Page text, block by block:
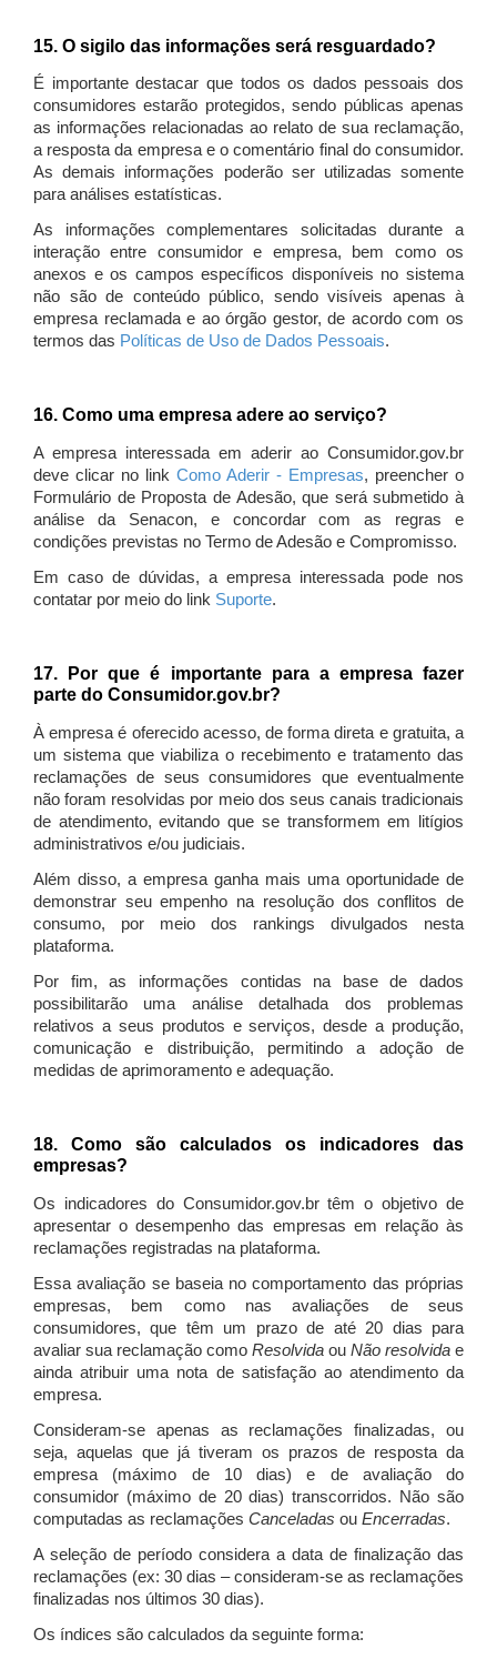
15. O sigilo das informações será resguardado?
É importante destacar que todos os dados pessoais dos
consumidores estarão protegidos, sendo públicas apenas
as informações relacionadas ao relato de sua reclamação,
a resposta da empresa e o comentário final do consumidor.
As demais informações poderão ser utilizadas somente
para análises estatísticas.
As informações complementares solicitadas durante a
interação entre consumidor e empresa, bem como os
anexos e os campos específicos disponíveis no sistema
não são de conteúdo público, sendo visíveis apenas à
empresa reclamada e ao órgão gestor, de acordo com os
termos das Políticas de Uso de Dados Pessoais.
16. Como uma empresa adere ao serviço?
A empresa interessada em aderir ao Consumidor.gov.br
deve clicar no link Como Aderir - Empresas, preencher o
Formulário de Proposta de Adesão, que será submetido à
análise da Senacon, e concordar com as regras e
condições previstas no Termo de Adesão e Compromisso.
Em caso de dúvidas, a empresa interessada pode nos
contatar por meio do link Suporte.
17. Por que é importante para a empresa fazer
parte do Consumidor.gov.br?
À empresa é oferecido acesso, de forma direta e gratuita, a
um sistema que viabiliza o recebimento e tratamento das
reclamações de seus consumidores que eventualmente
não foram resolvidas por meio dos seus canais tradicionais
de atendimento, evitando que se transformem em litígios
administrativos e/ou judiciais.
Além disso, a empresa ganha mais uma oportunidade de
demonstrar seu empenho na resolução dos conflitos de
consumo, por meio dos rankings divulgados nesta
plataforma.
Por fim, as informações contidas na base de dados
possibilitarão uma análise detalhada dos problemas
relativos a seus produtos e serviços, desde a produção,
comunicação e distribuição, permitindo a adoção de
medidas de aprimoramento e adequação.
18. Como são calculados os indicadores das
empresas?
Os indicadores do Consumidor.gov.br têm o objetivo de
apresentar o desempenho das empresas em relação às
reclamações registradas na plataforma.
Essa avaliação se baseia no comportamento das próprias
empresas, bem como nas avaliações de seus
consumidores, que têm um prazo de até 20 dias para
avaliar sua reclamação como Resolvida ou Não resolvida e
ainda atribuir uma nota de satisfação ao atendimento da
empresa.
Consideram-se apenas as reclamações finalizadas, ou
seja, aquelas que já tiveram os prazos de resposta da
empresa (máximo de 10 dias) e de avaliação do
consumidor (máximo de 20 dias) transcorridos. Não são
computadas as reclamações Canceladas ou Encerradas.
A seleção de período considera a data de finalização das
reclamações (ex: 30 dias – consideram-se as reclamações
finalizadas nos últimos 30 dias).
Os índices são calculados da seguinte forma: